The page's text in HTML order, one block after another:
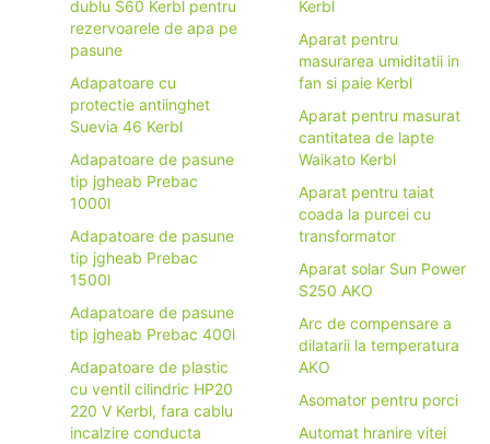
dublu S60 Kerbl pentru
rezervoarele de apa pe
pasune
Adapatoare cu
protectie antiinghet
Suevia 46 Kerbl
Adapatoare de pasune
tip jgheab Prebac
1000l
Adapatoare de pasune
tip jgheab Prebac
1500l
Adapatoare de pasune
tip jgheab Prebac 400l
Adapatoare de plastic
cu ventil cilindric HP20
220 V Kerbl, fara cablu
incalzire conducta
Kerbl
Aparat pentru
masurarea umiditatii in
fan si paie Kerbl
Aparat pentru masurat
cantitatea de lapte
Waikato Kerbl
Aparat pentru taiat
coada la purcei cu
transformator
Aparat solar Sun Power
S250 AKO
Arc de compensare a
dilatarii la temperatura
AKO
Asomator pentru porci
Automat hranire vitei